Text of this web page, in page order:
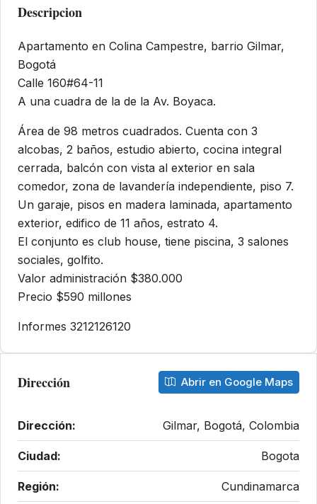
Descripcion
Apartamento en Colina Campestre, barrio Gilmar,
Bogotá
Calle 160#64-11
A una cuadra de la de la Av. Boyaca.
Área de 98 metros cuadrados. Cuenta con 3
alcobas, 2 baños, estudio abierto, cocina integral
cerrada, balcón con vista al exterior en sala
comedor, zona de lavandería independiente, piso 7.
Un garaje, pisos en madera laminada, apartamento
exterior, edifico de 11 años, estrato 4.
El conjunto es club house, tiene piscina, 3 salones
sociales, golfito.
Valor administración $380.000
Precio $590 millones
Informes 3212126120
Dirección Abrir en Google Maps
Dirección: Gilmar, Bogotá, Colombia
Ciudad: Bogota
Región: Cundinamarca